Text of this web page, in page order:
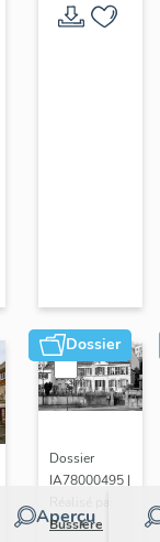
Dossier
Aperçu
Dossier
IA78000495 |
Bussière